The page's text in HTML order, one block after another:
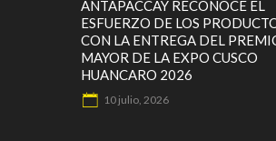
ANTAPACCAY RECONOCE EL
ESFUERZO DE LOS
CON LA ENTREGA DEL
MAYOR DE LA EXPO CUSCO
HUANCARO 2026
10 julio, 2026